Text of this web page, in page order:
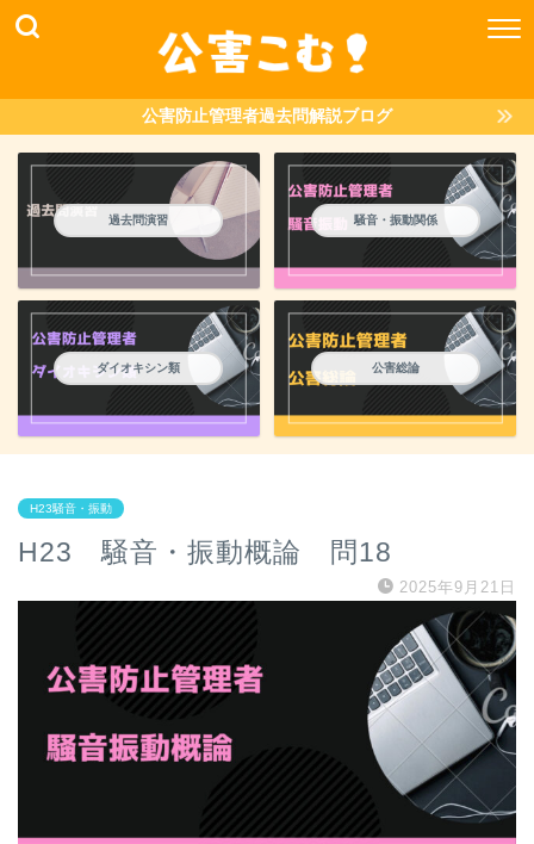
公害防止管理者過去問解説ブログ
過去問演習 騒音・振動関係
ダイオキシン類 公害総論
H23騒音・振動
H23 騒音・振動概論 問18
2025年9月21日